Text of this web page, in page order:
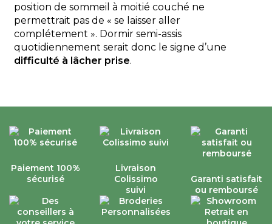
position de sommeil à moitié couché ne
permettrait pas de « se laisser aller
complétement ». Dormir semi-assis
quotidiennement serait donc le signe d’une
difficulté à lâcher prise.
Paiement 100%
sécurisé
Livraison
Colissimo
suivi
Garanti satisfait
ou remboursé